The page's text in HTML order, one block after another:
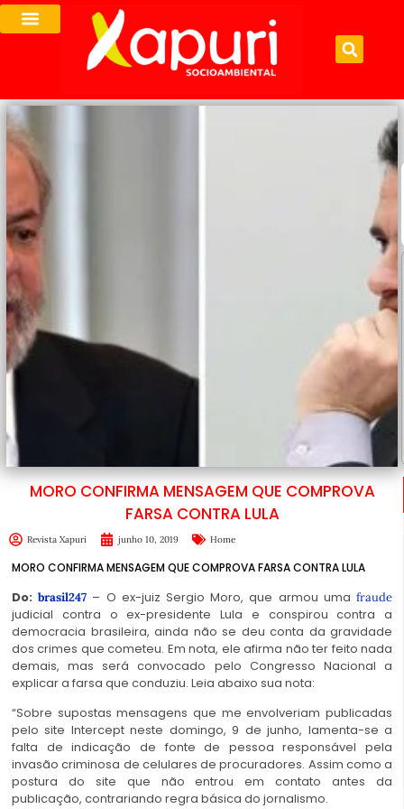
MORO CONFIRMA MENSAGEM QUE COMPROVA
FARSA CONTRA LULA
Revista Xapuri junho 10, 2019 Home
MORO CONFIRMA MENSAGEM QUE COMPROVA FARSA CONTRA LULA
Do:brasil247 – O ex-juiz Sergio Moro, que armou umafraude
judicial contra o ex-presidente Lula e conspirou contra a
democracia brasileira, ainda não se deu conta da gravidade
dos crimes que cometeu. Em nota, ele afirma não ter feito nada
demais, mas será convocado pelo Congresso Nacional a
explicar a farsa que conduziu. Leia abaixo sua nota:
“Sobre supostas mensagens que me envolveriam publicadas
pelo site Intercept neste domingo, 9 de junho, lamenta-se a
falta de indicação de fonte de pessoa responsável pela
invasão criminosa de celulares de procuradores. Assim como a
postura do site que não entrou em contato antes da
publicação, contrariando regra básica do jornalismo.